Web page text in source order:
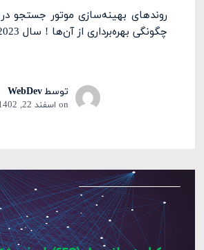
چگونگی بهره‌برداری از آن‌ها ! سال 2023 بار دیگر...
توسطWebDev
on اسفند 22, 1402